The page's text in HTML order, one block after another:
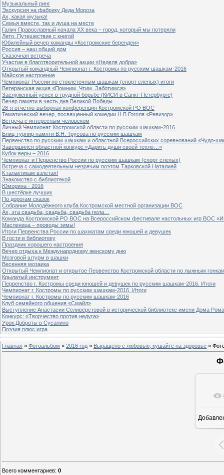
Музыкальный ринг
Экскурсия на фабрику Деда Мороза
Ах, какая музыка!
Семья вместе, так и душа на месте
Галич Православный начала ХХ века – город, который мы потеряли
Лето. Путешествие с книгой
Юбилейный вечер команды «Костромские берендеи»
Россия – наш общий дом
Сказочная встреча
Участие в благотворительной акции «Неделя добра»
Открытый командный Чемпионат г. Костромы по русским шашкам-2016
Майское настроение
Чемпионат России по стоклеточным шашкам (спорт слепых) итоги
Ветеранская акция «Помним. Чтим. Заботимся»
Заслуженный успех в трудной борьбе (КИСИ в Санкт-Петербурге)
Вечер памяти в честь дня Великой Победы
28-я отчетно-выборная конференция Костромской РО ВОС
Тематический вечер, посвященный комедии Н.В.Гоголя «Ревизор»
Встреча с интересным человеком
Личный Чемпионат Костромской области по русским шашкам-2016
Блиц-турнир памяти В.Н. Трусова по русским шашкам
Первенство по русским шашкам и областной Всероссийских соревнований «Чудо-
Завершился областной конкурс «Дарить души своей тепло…»
Кубок веры – 2016
Чемпионат и Первенство России по русским шашкам (спорт слепых)
Встреча с самодеятельным незрячим поэтом Тарковской Наталией
К галактикам взлетая!
Знакомство с библиотекой
Юморина - 2016
В шестёрке лучших
По дорогам сказок
Собрание Молодёжного клуба Костромской местной организации ВОС
Ах, эта свадьба, свадьба, свадьба пела…
Команда Костромской РО ВОС на Всероссийском фестивале настольных игр ВОС
Масленица – проводы зимы!
Итоги Первенства России по шахматам среди юношей и девушек
В гости в библиотеку
Праздник хорошего настроения
Вечер отдыха к Международному женскому дню
Мозговой штурм в шашки
Весенняя мозаика
Открытый Чемпионат и открытое Первенство Костромской области по лыжным
Крылатый инструмент
Первенство г. Костромы среди юношей и девушек по русским шашкам-2016. Итоги
Чемпионат г. Костромы по русским шашкам-2016. Итоги
Чемпионат г. Костромы по русским шашкам-2016
Клуб семейного общения «Смайл»
Выступление Анастасии Селивёрстовой в исторической библиотеке имени Дома
Конкурс: «Творчество против недуга»
Урок Доброты в Сусанино
Поэзия плюс игра
Главная » Фотоальбом » 2016 год » Выращено с любовью, кушайте на здоровье »
Всего комментариев: 0